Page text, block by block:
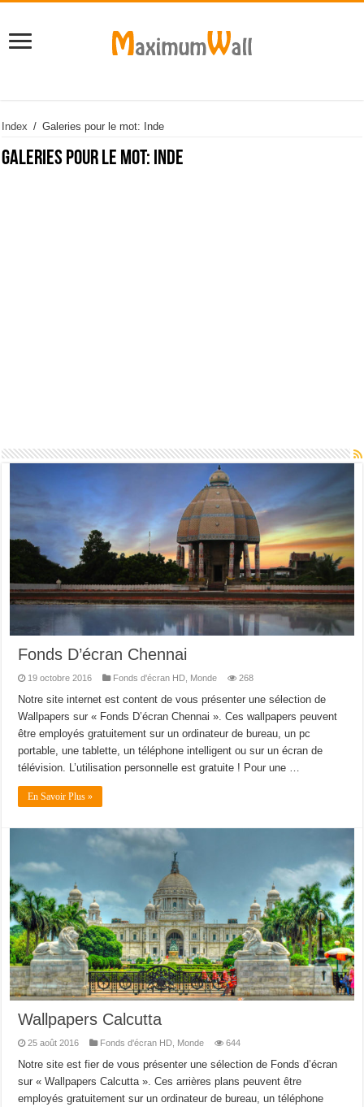
Index / Galeries pour le mot: Inde
Galeries pour le mot: Inde
Fonds D’écran Chennai
19 octobre 2016 Fonds d'écran HD Monde 268
Notre site internet est content de vous présenter une sélection de
Wallpapers sur « Fonds D’écran Chennai ». Ces wallpapers peuvent
être employés gratuitement sur un ordinateur de bureau, un pc
portable, une tablette, un téléphone intelligent ou sur un écran de
télévision. L’utilisation personnelle est gratuite ! Pour une …
En Savoir Plus »
Wallpapers Calcutta
25 août 2016 Fonds d'écran HD Monde 644
Notre site est fier de vous présenter une sélection de Fonds d’écran
sur « Wallpapers Calcutta ». Ces arrières plans peuvent être
employés gratuitement sur un ordinateur de bureau, un téléphone